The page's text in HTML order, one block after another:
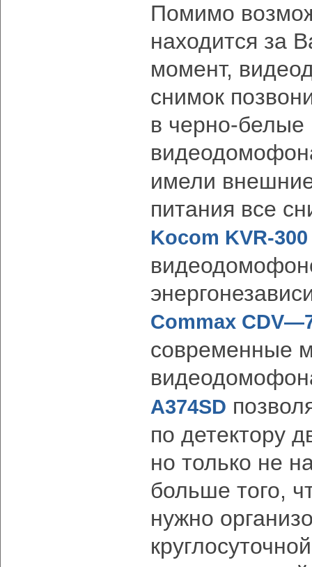
Помимо
находится за
момент,
снимок
в черно-
имели
питания все
Kocom KVR-300
Commax
современные
A374SD
по детектору
но только не
больше того,
нужно